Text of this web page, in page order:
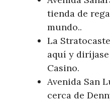
tienda de
mundo..
La
aquí y
Casino.
Avenida San
cerca de